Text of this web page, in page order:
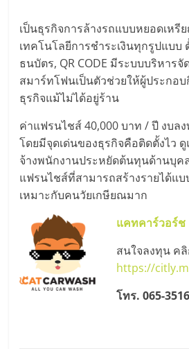
เป็นธุรกิจการล้างรถแบบหยอดเหรี
เทคโนโลยีการชำระเงินทุกรูปแบบ
ธนบัตร, QR CODE มีระบบบริหาร
สมาร์ทโฟนเป็นตัวช่วยให้ผู้ประกอ
ธุรกิจแม้ไม่ได้อยู่ร้าน
ค่าแฟรนไชส์ 40,000 บาท / ปี งบล
โดยมีจุดเด่นของธุรกิจคือติดตั้งไว ดู
จ้างพนักงานประหยัดต้นทุนด้านบุค
แฟรนไชส์ที่สามารถสร้างรายได้แบ
เหมาะกับคนวัยเกษียณมาก
แคทคาร์วอร์ช
สนใจลงทุน ค
https://
โทร. 065-